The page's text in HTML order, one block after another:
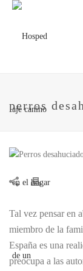
perros
Tal vez pensar en
miembro de la
España es una
preocupa a las